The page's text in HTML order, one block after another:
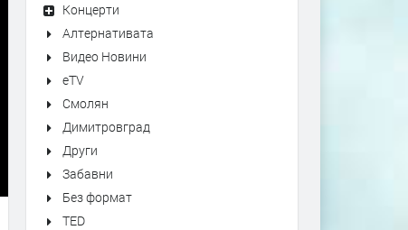
Концерти
Алтернативата
Видео Новини
eTV
Смолян
Димитровград
Други
Забавни
Без формат
TED